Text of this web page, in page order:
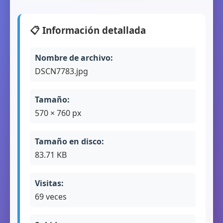
📋 Información detallada
Nombre de archivo:
DSCN7783.jpg
Tamaño:
570 × 760 px
Tamaño en disco:
83.71 KB
Visitas:
69 veces